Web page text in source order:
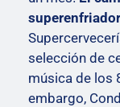
selección de
música de los
embargo,